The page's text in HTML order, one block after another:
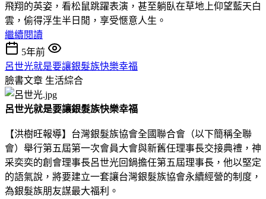
飛翔的英姿，看松鼠跳躍表演，甚至躺臥在草地上仰望藍天白
雲，偷得浮生半日閒，享受愜意人生。
繼續閱讀
5年前
呂世光就是要讓銀髮族快樂幸福
臉書文章 生活綜合
呂世光就是要讓銀髮族快樂幸福
【洪樹旺報導】台灣銀髮族協會全國聯合會（以下簡稱全聯
會）舉行第五屆第一次會員大會與新舊任理事長交接典禮，神
采奕奕的創會理事長呂世光回鍋擔任第五屆理事長，他以堅定
的語氣說，將要建立一套讓台灣銀髮族協會永續經營的制度，
為銀髮族朋友謀最大福利。